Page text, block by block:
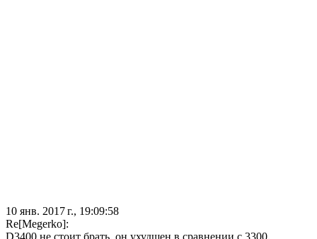
10 янв. 2017 г., 19:09:58
Re[Megerko]: